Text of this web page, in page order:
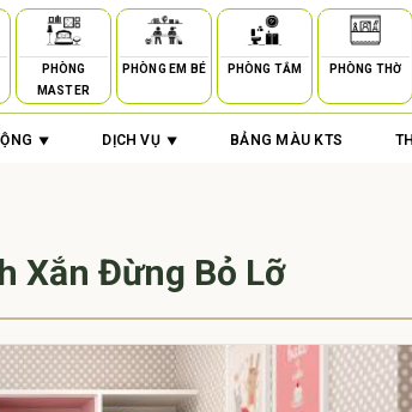
PHÒNG
MASTER
PHÒNG EM BÉ PHÒNG TẮM PHÒNG THỜ
DỊCH VỤ BẢNG MÀU KTS
Xắn Đừng Bỏ Lỡ